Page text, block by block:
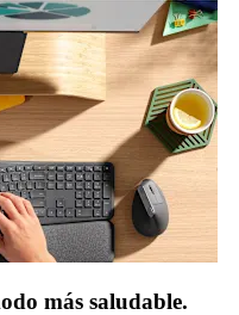
más saludable.